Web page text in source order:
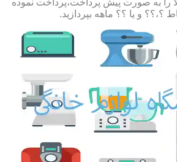
؟،؟؟ و یا ؟؟ ماهه بپردازید.